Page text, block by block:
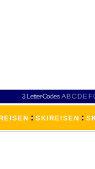
3 Letter-Codes ABCDEF
: SKIREISEN :